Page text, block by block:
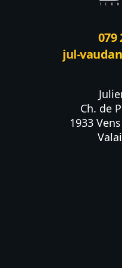
079
jul-
Ch. de
1933